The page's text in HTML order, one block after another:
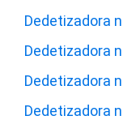
Dedetizadora
Dedetizadora
Dedetizadora
Dedetizadora